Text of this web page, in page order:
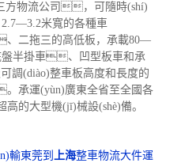
方物流公司，可隨時(shí)
米寬的各種車
二拖三的高低板，承載80—
半掛車、凹型板車和承
調(diào)整車板高度和長度的
承運(yùn)廣東全省至全國各
大型機(jī)械設(shè)備。
輸東莞到上海整車物流大件運